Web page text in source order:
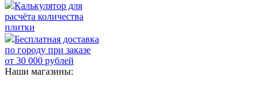
Калькулятор для
расчёта количества
плитки
Бесплатная доставка
по городу при заказе
от 30 000 рублей
Наши магазины: